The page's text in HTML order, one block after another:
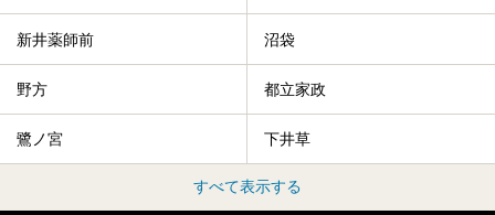
新井薬師前 沼袋
野方 都立家政
鷺ノ宮 下井草
すべて表示する